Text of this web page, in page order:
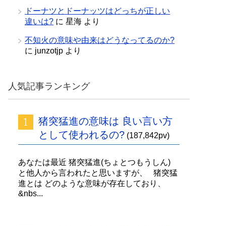
ドーナツとドーナッツはどっちが正しい
違いは? に 星海 より
不知火の意味や由来はどうなってるのか?
に junzotjp より
人気記事ランキング
猪突猛進の意味は 良い言い方
として使われるの? (187,842pv)
あなたは最近 猪突猛進(ちょとつもうしん)
と他人から言われたと思いますが、 猪突猛
進とは どのような意味が存在しており、
&nbs...